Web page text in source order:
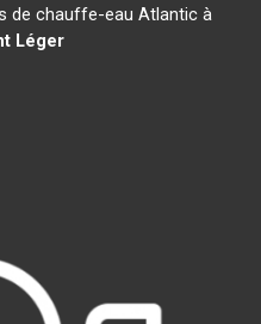
de chauffe-eau Atlantic à
Léger